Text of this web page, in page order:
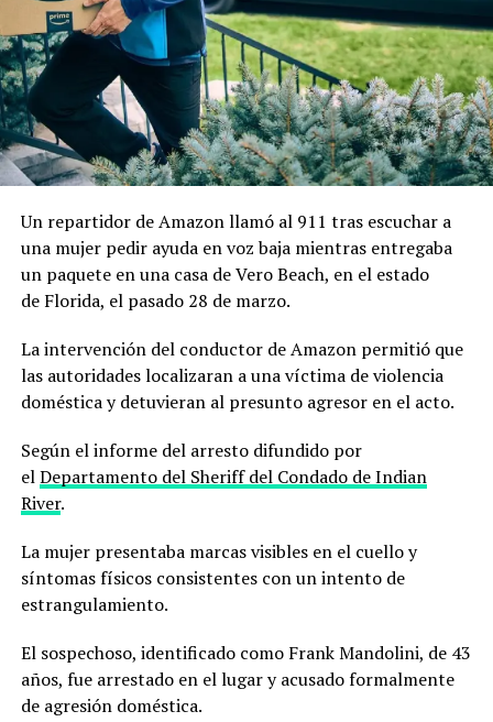
Un repartidor de Amazon llamó al 911 tras escuchar a
una mujer pedir ayuda en voz baja mientras entregaba
un paquete en una casa de Vero Beach, en el estado
de Florida, el pasado 28 de marzo.
La intervención del conductor de Amazon permitió que
las autoridades localizaran a una víctima de violencia
doméstica y detuvieran al presunto agresor en el acto.
Según el informe del arresto difundido por
elDepartamento del Sheriff del Condado de Indian
River.
La mujer presentaba marcas visibles en el cuello y
síntomas físicos consistentes con un intento de
estrangulamiento.
El sospechoso, identificado como Frank Mandolini, de 43
años, fue arrestado en el lugar y acusado formalmente
de agresión doméstica.